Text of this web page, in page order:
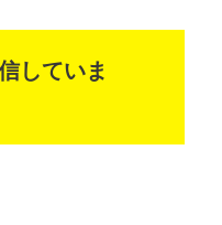
していま